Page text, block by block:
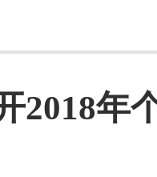
2018年